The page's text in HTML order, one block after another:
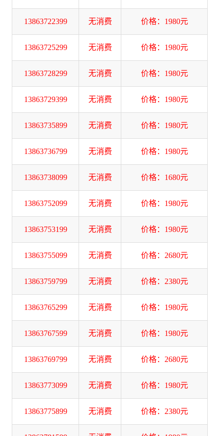
13863722399 无消费 价格：1980元
13863725299 无消费 价格：1980元
13863728299 无消费 价格：1980元
13863729399 无消费 价格：1980元
13863735899 无消费 价格：1980元
13863736799 无消费 价格：1980元
13863738099 无消费 价格：1680元
13863752099 无消费 价格：1980元
13863753199 无消费 价格：1980元
13863755099 无消费 价格：2680元
13863759799 无消费 价格：2380元
13863765299 无消费 价格：1980元
13863767599 无消费 价格：1980元
13863769799 无消费 价格：2680元
13863773099 无消费 价格：1980元
13863775899 无消费 价格：2380元